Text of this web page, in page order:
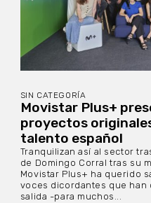
SIN CATEGORÍA
Movistar Plus+
proyectos
talento español
Tranquilizan así al sector
de Domingo Corral tras su
Movistar Plus+ ha querido
voces dicordantes que han
salida -para muchos...